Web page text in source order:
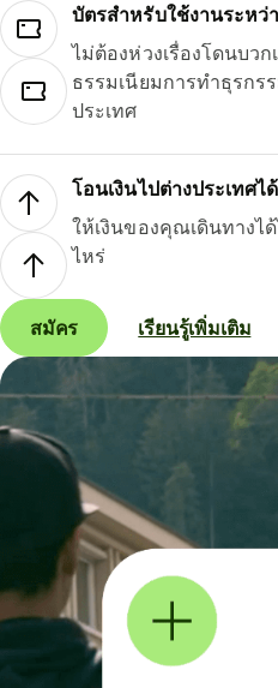
บัตรสำหรับใช้งานระหว่
ไม่ต้องห่วงเรื่องโดนบว
ธรรมเนียมการทำธุรกร
ประเทศ
โอนเงินไปต่างประเทศ
ให้เงินของคุณเดินทางไ
ไหร่
สมัคร เรียนรู้เพิ่มเติม